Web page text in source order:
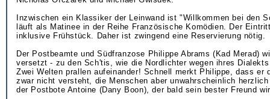
Inzwischen ein Klassiker der Leinwand ist "Willkommen bei den
läuft als Matinee in der Reihe Französische Komödien. Der
inklusive Frühstück. Daher ist zwingend eine Reservierung nötig.
Der Postbeamte und Südfranzose Philippe Abrams (Kad Merad)
versetzt - zu den Sch'tis, wie die Nordlichter wegen ihres
Zwei Welten prallen aufeinander! Schnell merkt Philippe, dass er
zwar nicht versteht, die Menschen aber unwahrscheinlich
der Postbote Antoine (Dany Boon), der bald sein bester Freund